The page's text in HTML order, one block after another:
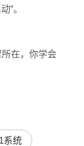
”。
在，你学会
系统